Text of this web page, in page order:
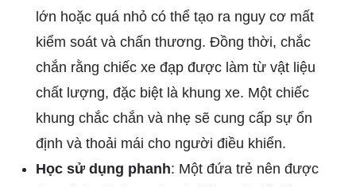
lớn hoặc quá nhỏ có thể tạo ra nguy cơ mất
kiểm soát và chấn thương. Đồng thời, chắc
chắn rằng chiếc xe đạp được làm từ vật liệu
chất lượng, đặc biệt là khung xe. Một chiếc
khung chắc chắn và nhẹ sẽ cung cấp sự ổn
định và thoải mái cho người điều khiển.
Học sử dụng phanh: Một đứa trẻ nên được